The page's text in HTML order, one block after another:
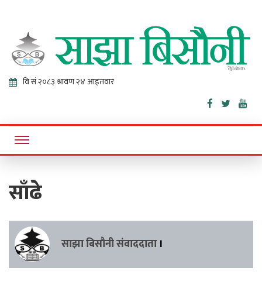
Sajha
Bisaunee
Online News Portal
साँढे
साझा बिसौनी संवाददाता ।